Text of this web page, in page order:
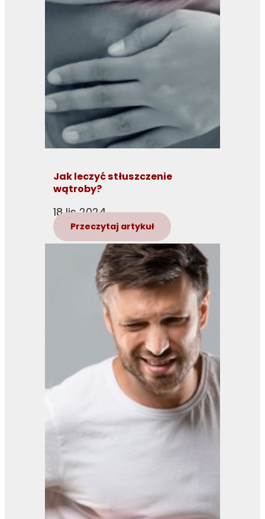
Jak leczyć stłuszczenie
wątroby?
18 lis 2024
Przeczytaj artykuł